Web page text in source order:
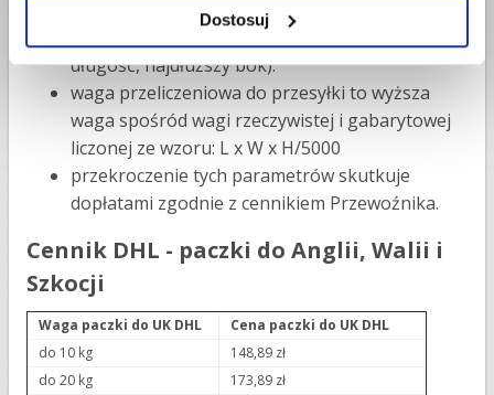
Dostosuj
obliczane według wzoru: H + W + L = max.
300cm (gdzie: H- wysokość; W - szerokość; L -
długość, najdłuższy bok).
waga przeliczeniowa do przesyłki to wyższa
waga spośród wagi rzeczywistej i gabarytowej
liczonej ze wzoru: L x W x H/5000
przekroczenie tych parametrów skutkuje
dopłatami zgodnie z cennikiem Przewoźnika.
Cennik DHL - paczki do Anglii, Walii i
Szkocji
Waga paczki do UK DHL
Cena paczki do UK DHL
do 10 kg
148,89 zł
do 20 kg
173,89 zł